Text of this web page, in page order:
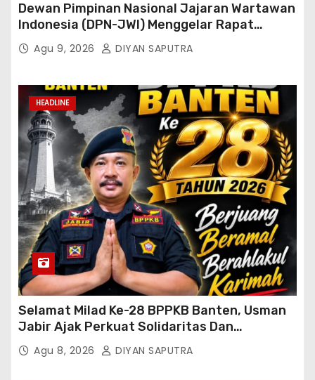
Dewan Pimpinan Nasional Jajaran Wartawan
Indonesia (DPN-JWI) Menggelar Rapat
Konsolidasi Dan Restrukturisasi Di Jakarta
Agu 9, 2026 DIYAN SAPUTRA
HEADLINE
Selamat Milad Ke-28 BPPKB Banten, Usman
Jabir Ajak Perkuat Solidaritas Dan
Kebersamaan
Agu 8, 2026 DIYAN SAPUTRA